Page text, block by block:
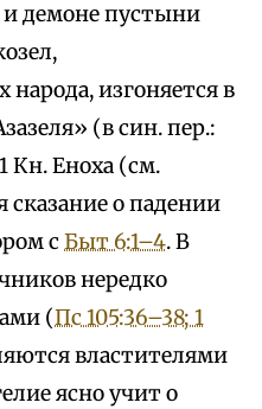
и демоне пустыни
изгоняется в
(в син. пер.:
Кн. Еноха (см.
о падении
сБыт 6:1–4. В
нередко
(Пс 105:36–38; 1
властителями
ясно учит о